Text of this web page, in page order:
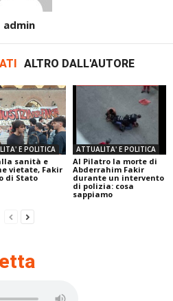
admin
ALTRO DALL'AUTORE
E POLITICA
sanità e
vietate, Fakir
di Stato
ATTUALITA' E POLITICA
Al Pilatro la morte di
Abderrahim Fakir
durante un intervento
di polizia: cosa
sappiamo